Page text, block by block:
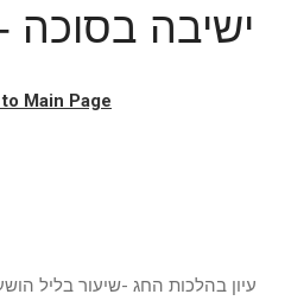
ישיבה בסוכה
Main Page
עיון בהלכות החג -שיעור בליל